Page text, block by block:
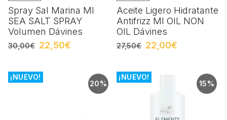
Spray Sal Marina MI
SEA SALT SPRAY
Volumen Dávines
30,00€ 22,50€
Aceite Ligero Hidratante
Antifrizz MI OIL NON
OIL Dávines
27,50€ 22,00€
20%
¡NUEVO!
15%
¡NUEVO!